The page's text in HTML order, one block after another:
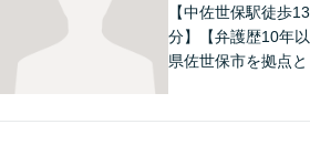
【中佐世保駅徒歩
分】【弁護歴10年
県佐世保市を拠点と